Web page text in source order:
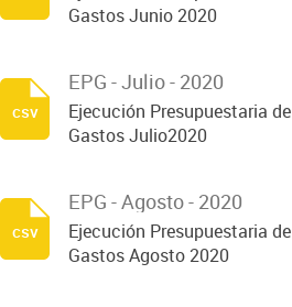
Gastos Junio 2020
EPG - Julio - 2020
Ejecución Presupuestaria de
Gastos Julio2020
csv
EPG - Agosto - 2020
Ejecución Presupuestaria de
Gastos Agosto 2020
csv